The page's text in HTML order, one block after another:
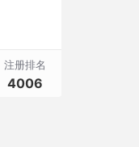
注册排名
4006